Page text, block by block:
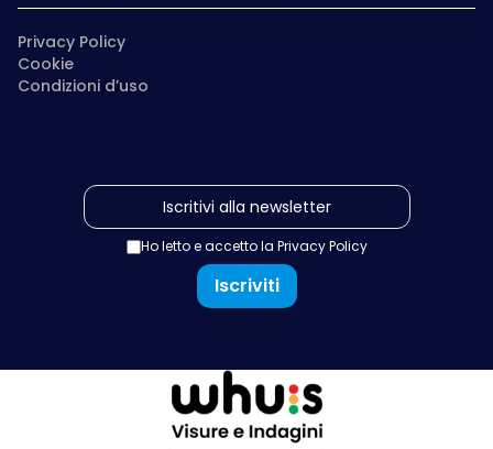
Privacy Policy
Cookie
Condizioni d’uso
Ho letto e accetto la Privacy Policy
Iscriviti